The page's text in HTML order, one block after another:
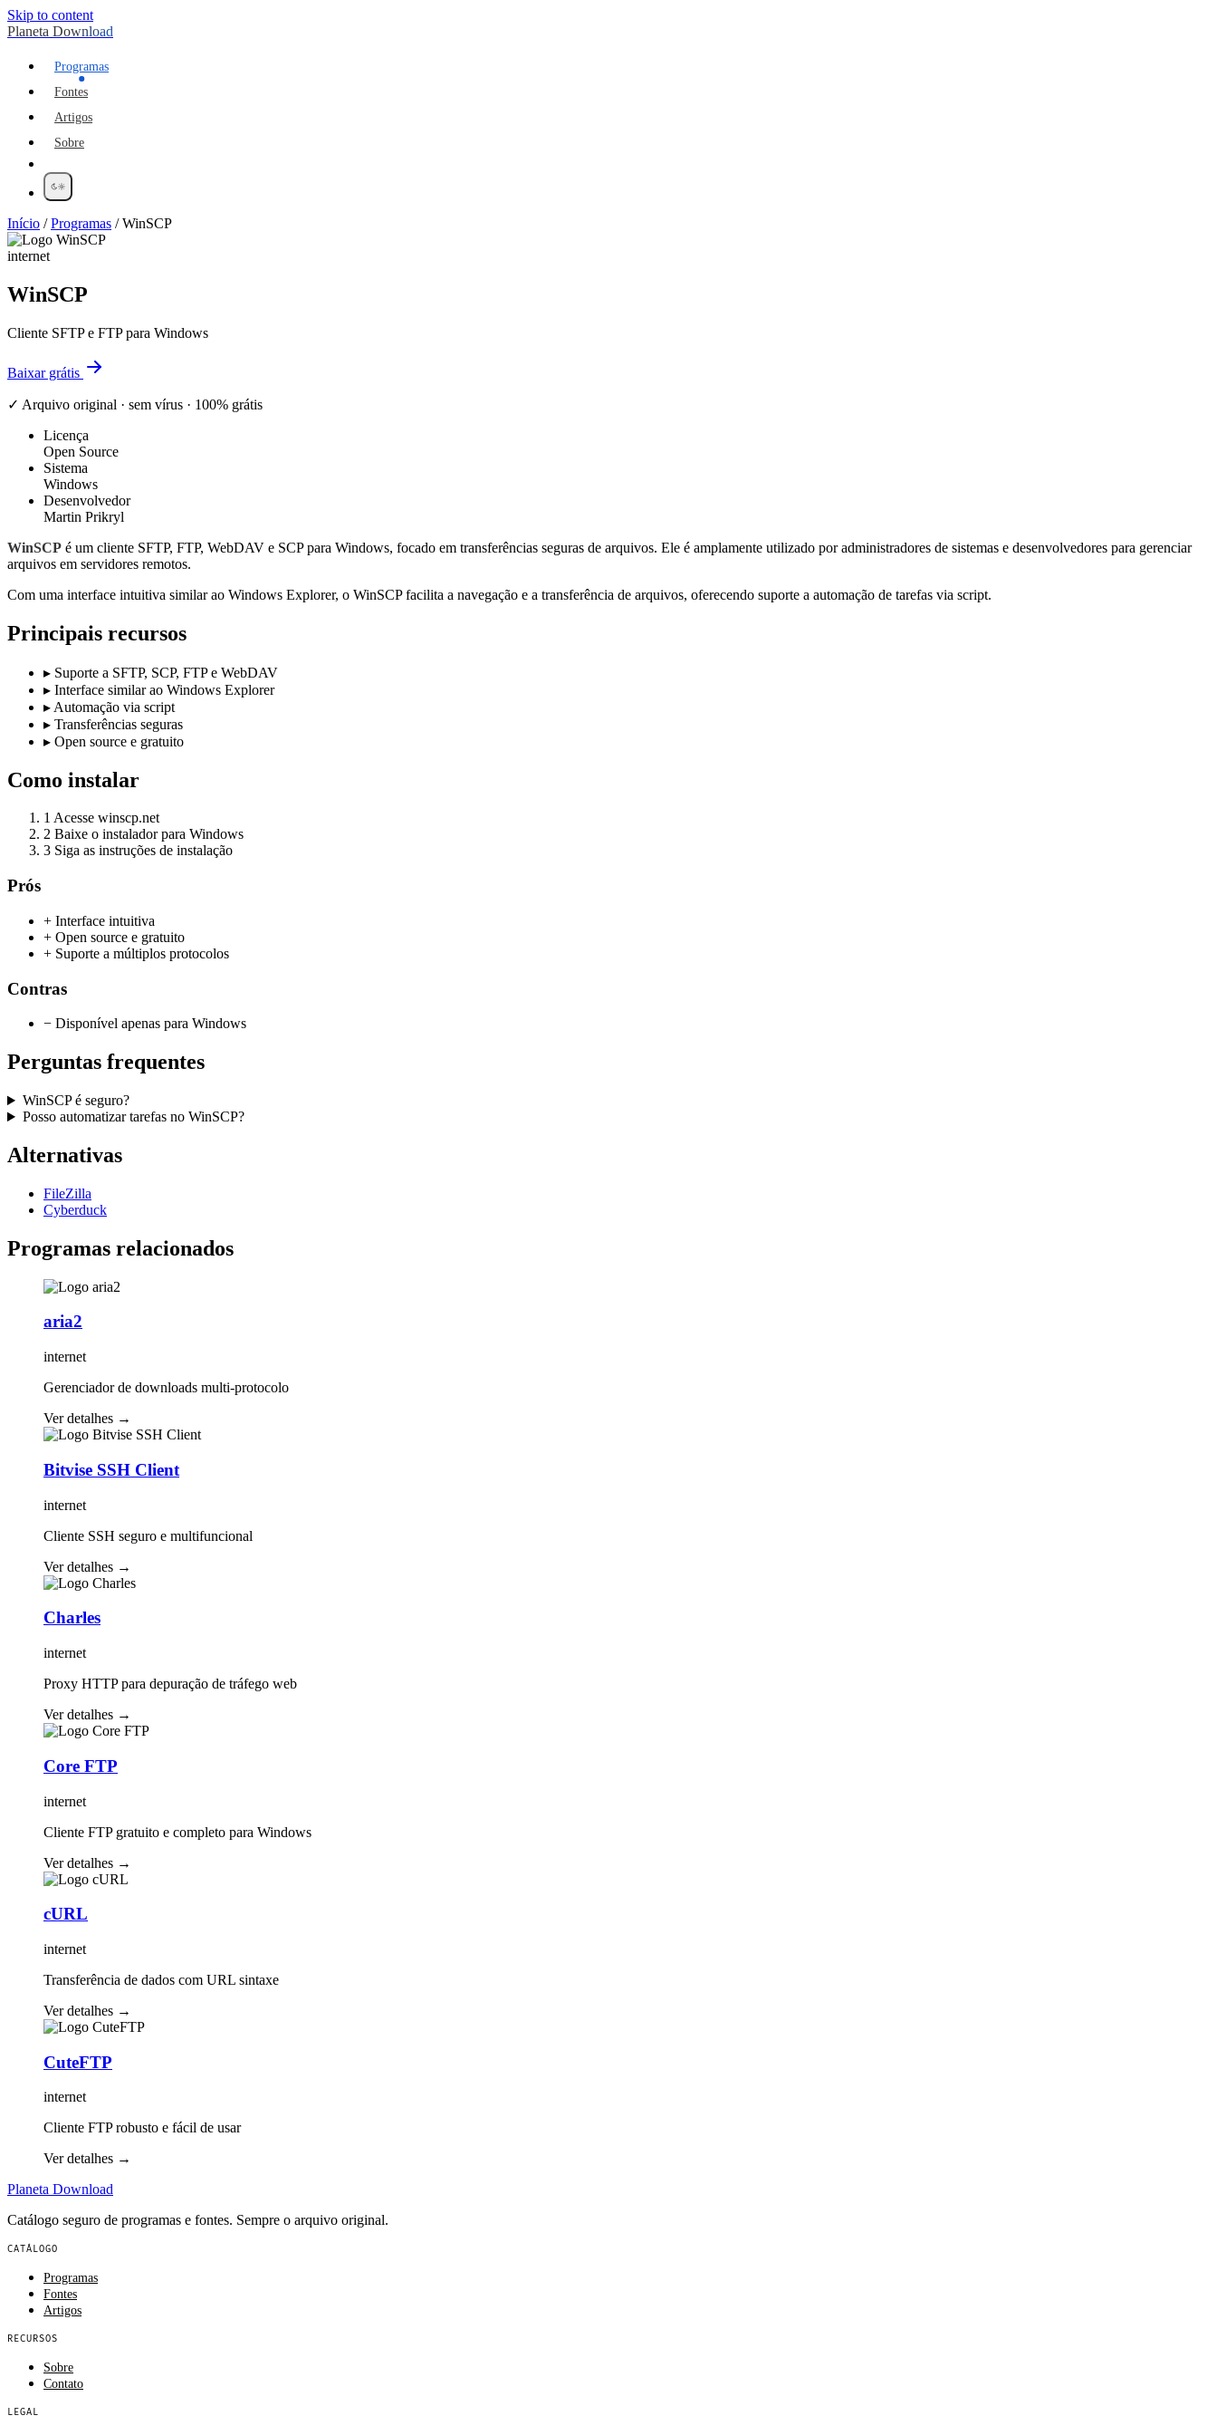
Skip to content
Planeta Download
Programas
Fontes
Artigos
Sobre
Início /Programas /WinSCP
internet
WinSCP
Cliente SFTP e FTP para Windows
Baixar grátis
✓ Arquivo original · sem vírus · 100% grátis
Licença
Open Source
Sistema
Windows
Desenvolvedor
Martin Prikryl
WinSCP é um cliente SFTP, FTP, WebDAV e SCP para Windows, focado em transferências seguras de arquivos. Ele é amplamente utilizado por administradores de sistemas e desenvolvedores para gerenciar
arquivos em servidores remotos.
Com uma interface intuitiva similar ao Windows Explorer, o WinSCP facilita a navegação e a transferência de arquivos, oferecendo suporte a automação de tarefas via script.
Principais recursos
▸ Suporte a SFTP, SCP, FTP e WebDAV
▸ Interface similar ao Windows Explorer
▸ Automação via script
▸ Transferências seguras
▸ Open source e gratuito
Como instalar
1 Acesse winscp.net
2 Baixe o instalador para Windows
3 Siga as instruções de instalação
Prós
+ Interface intuitiva
+ Open source e gratuito
+ Suporte a múltiplos protocolos
Contras
− Disponível apenas para Windows
Perguntas frequentes
WinSCP é seguro?
Posso automatizar tarefas no WinSCP?
Alternativas
FileZilla
Cyberduck
Programas relacionados
aria2
internet
Gerenciador de downloads multi-protocolo
Ver detalhes →
Bitvise SSH Client
internet
Cliente SSH seguro e multifuncional
Ver detalhes →
Charles
internet
Proxy HTTP para depuração de tráfego web
Ver detalhes →
Core FTP
internet
Cliente FTP gratuito e completo para Windows
Ver detalhes →
cURL
internet
Transferência de dados com URL sintaxe
Ver detalhes →
CuteFTP
internet
Cliente FTP robusto e fácil de usar
Ver detalhes →
Planeta Download
Catálogo seguro de programas e fontes. Sempre o arquivo original.
CATÁLOGO
Programas
Fontes
Artigos
RECURSOS
Sobre
Contato
LEGAL